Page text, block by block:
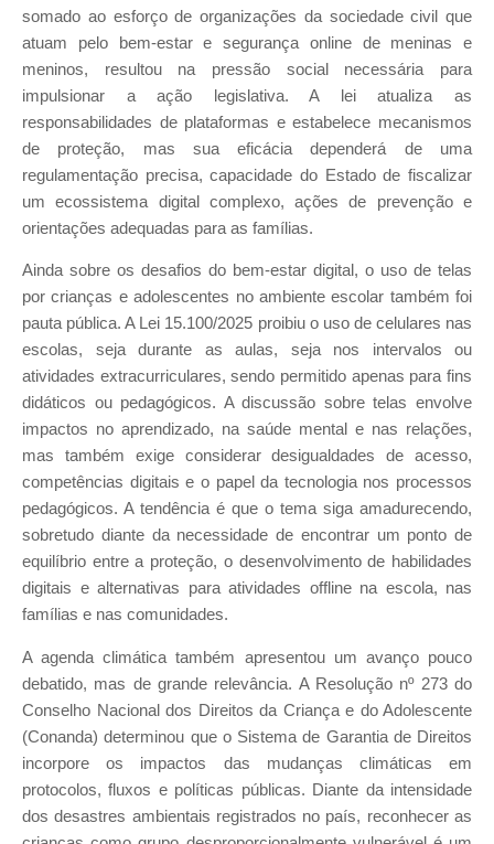
somado ao esforço de organizações da sociedade civil que
atuam pelo bem-estar e segurança online de meninas e
meninos, resultou na pressão social necessária para
impulsionar a ação legislativa. A lei atualiza as
responsabilidades de plataformas e estabelece mecanismos
de proteção, mas sua eficácia dependerá de uma
regulamentação precisa, capacidade do Estado de fiscalizar
um ecossistema digital complexo, ações de prevenção e
orientações adequadas para as famílias.
Ainda sobre os desafios do bem-estar digital, o uso de telas
por crianças e adolescentes no ambiente escolar também foi
pauta pública. A Lei 15.100/2025 proibiu o uso de celulares nas
escolas, seja durante as aulas, seja nos intervalos ou
atividades extracurriculares, sendo permitido apenas para fins
didáticos ou pedagógicos. A discussão sobre telas envolve
impactos no aprendizado, na saúde mental e nas relações,
mas também exige considerar desigualdades de acesso,
competências digitais e o papel da tecnologia nos processos
pedagógicos. A tendência é que o tema siga amadurecendo,
sobretudo diante da necessidade de encontrar um ponto de
equilíbrio entre a proteção, o desenvolvimento de habilidades
digitais e alternativas para atividades offline na escola, nas
famílias e nas comunidades.
A agenda climática também apresentou um avanço pouco
debatido, mas de grande relevância. A Resolução nº 273 do
Conselho Nacional dos Direitos da Criança e do Adolescente
(Conanda) determinou que o Sistema de Garantia de Direitos
incorpore os impactos das mudanças climáticas em
protocolos, fluxos e políticas públicas. Diante da intensidade
dos desastres ambientais registrados no país, reconhecer as